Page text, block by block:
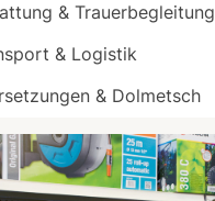
& Trauerbegleitung
& Logistik
& Dolmetsch